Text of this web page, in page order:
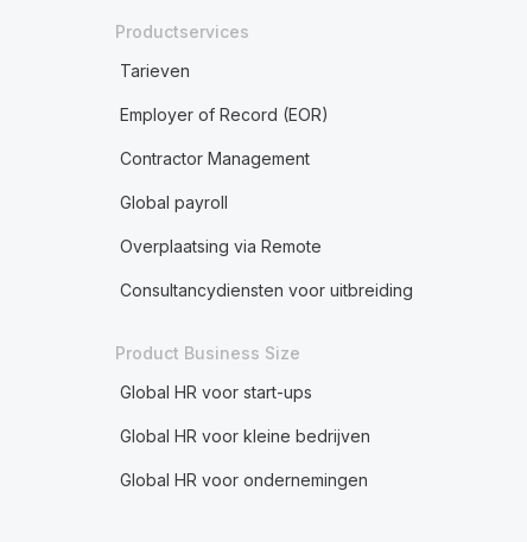
Productservices
Tarieven
Employer of Record (EOR)
Contractor Management
Global payroll
Overplaatsing via Remote
Consultancydiensten voor uitbreiding
Product Business Size
Global HR voor start-ups
Global HR voor kleine bedrijven
Global HR voor ondernemingen